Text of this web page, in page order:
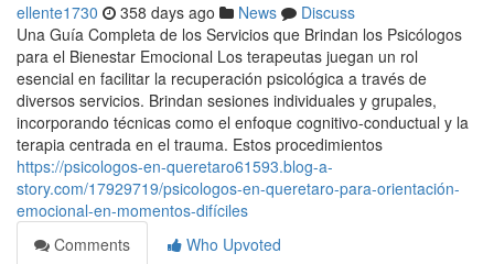
ellente1730 358 days ago News
Discuss
Una Guía Completa de los Servicios que Brindan los Psicólogos
para el Bienestar Emocional Los terapeutas juegan un rol
esencial en facilitar la recuperación psicológica a través de
diversos servicios. Brindan sesiones individuales y grupales,
incorporando técnicas como el enfoque cognitivo-conductual y la
terapia centrada en el trauma. Estos procedimientos
https://psicologos-en-queretaro61593.blog-a-
story.com/17929719/psicologos-en-queretaro-para-orientación-
emocional-en-momentos-difíciles
Comments
Who Upvoted